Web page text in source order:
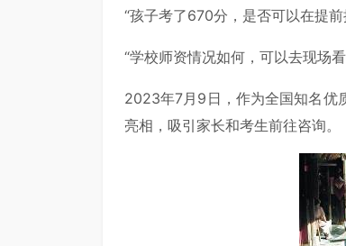
“孩子考了670分，是否可以在提
“学校师资情况如何，可以去现场
2023年7月9日，作为全国知名优
亮相，吸引家长和考生前往咨询。